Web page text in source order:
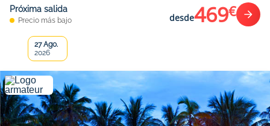
Próxima salida
Precio más bajo desde469€
27 Ago.
2026